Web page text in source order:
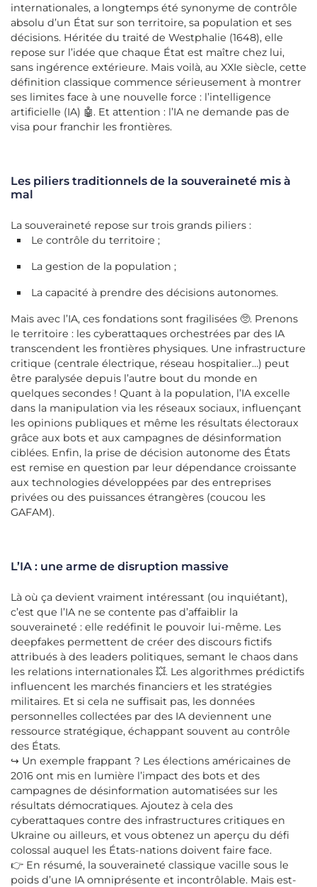
internationales, a longtemps été synonyme de contrôle
absolu d’un État sur son territoire, sa population et ses
décisions. Héritée du traité de Westphalie (1648), elle
repose sur l’idée que chaque État est maître chez lui,
sans ingérence extérieure. Mais voilà, au XXIe siècle, cette
définition classique commence sérieusement à montrer
ses limites face à une nouvelle force : l’intelligence
artificielle (IA) 🤖. Et attention : l’IA ne demande pas de
visa pour franchir les frontières.
Les piliers traditionnels de la souveraineté mis à
mal
La souveraineté repose sur trois grands piliers :
Le contrôle du territoire ;
La gestion de la population ;
La capacité à prendre des décisions autonomes.
Mais avec l’IA, ces fondations sont fragilisées 🥺. Prenons
le territoire : les cyberattaques orchestrées par des IA
transcendent les frontières physiques. Une infrastructure
critique (centrale électrique, réseau hospitalier…) peut
être paralysée depuis l’autre bout du monde en
quelques secondes ! Quant à la population, l’IA excelle
dans la manipulation via les réseaux sociaux, influençant
les opinions publiques et même les résultats électoraux
grâce aux bots et aux campagnes de désinformation
ciblées. Enfin, la prise de décision autonome des États
est remise en question par leur dépendance croissante
aux technologies développées par des entreprises
privées ou des puissances étrangères (coucou les
GAFAM).
L’IA : une arme de disruption massive
Là où ça devient vraiment intéressant (ou inquiétant),
c’est que l’IA ne se contente pas d’affaiblir la
souveraineté : elle redéfinit le pouvoir lui-même. Les
deepfakes permettent de créer des discours fictifs
attribués à des leaders politiques, semant le chaos dans
les relations internationales 💥. Les algorithmes prédictifs
influencent les marchés financiers et les stratégies
militaires. Et si cela ne suffisait pas, les données
personnelles collectées par des IA deviennent une
ressource stratégique, échappant souvent au contrôle
des États.
↪️ Un exemple frappant ? Les élections américaines de
2016 ont mis en lumière l’impact des bots et des
campagnes de désinformation automatisées sur les
résultats démocratiques. Ajoutez à cela des
cyberattaques contre des infrastructures critiques en
Ukraine ou ailleurs, et vous obtenez un aperçu du défi
colossal auquel les États-nations doivent faire face.
👉 En résumé, la souveraineté classique vacille sous le
poids d’une IA omniprésente et incontrôlable. Mais est-